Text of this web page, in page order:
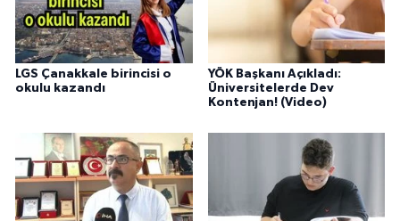
LGS Çanakkale birincisi o
okulu kazandı
YÖK Başkanı Açıkladı:
Üniversitelerde Dev
Kontenjan! (Video)